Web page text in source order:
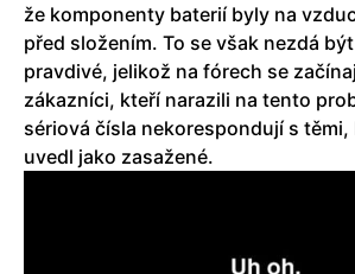
že komponenty baterií byly na
před složením. To se však nezdá
pravdivé, jelikož na fórech se
zákazníci, kteří narazili na tento
sériová čísla nekorespondují s těmi,
uvedl jako zasažené.